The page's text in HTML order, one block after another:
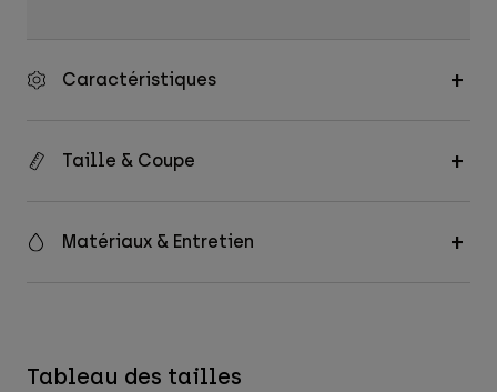
Caractéristiques
Taille & Coupe
Matériaux & Entretien
Tableau des tailles